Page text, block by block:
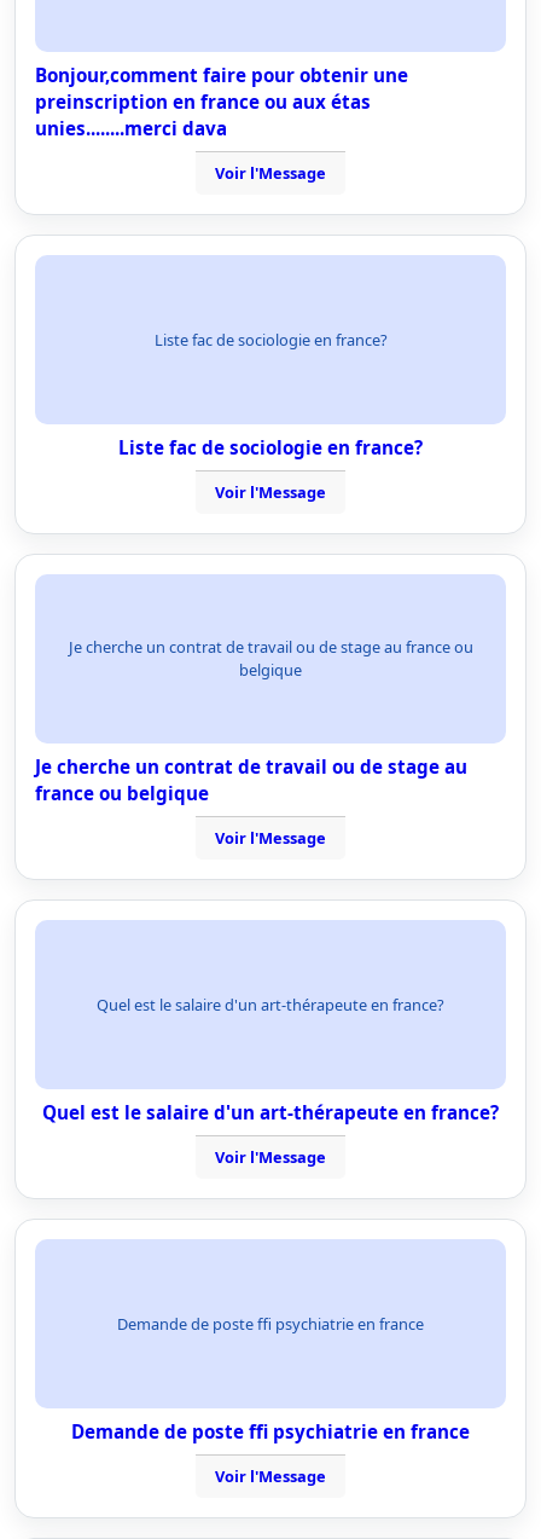
Bonjour,comment faire pour obtenir une
preinscription en france ou aux étas
unies........merci dava
Voir l'Message
Liste fac de sociologie en france?
Liste fac de sociologie en france?
Voir l'Message
Je cherche un contrat de travail ou de stage au france ou
belgique
Je cherche un contrat de travail ou de stage au
france ou belgique
Voir l'Message
Quel est le salaire d'un art-thérapeute en france?
Quel est le salaire d'un art-thérapeute en france?
Voir l'Message
Demande de poste ffi psychiatrie en france
Demande de poste ffi psychiatrie en france
Voir l'Message